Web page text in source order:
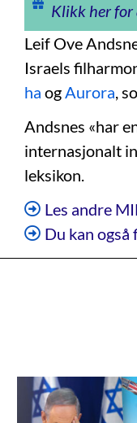
Klikk her for
Leif Ove
Israels
ha ogAurora,
Andsnes «har
internasjonalt
leksikon.
Les andre
Du kan også